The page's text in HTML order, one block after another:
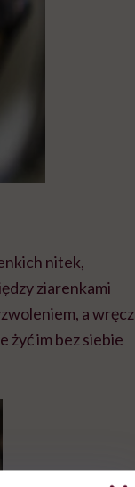
nitek,
ziarenkami
a wręcz
żyć im bez siebie